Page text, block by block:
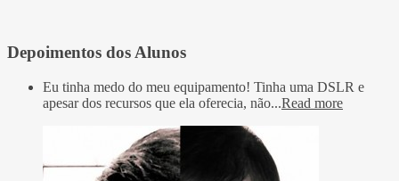
Depoimentos dos Alunos
Eu tinha medo do meu equipamento! Tinha uma DSLR e
apesar dos recursos que ela oferecia, não...Read more